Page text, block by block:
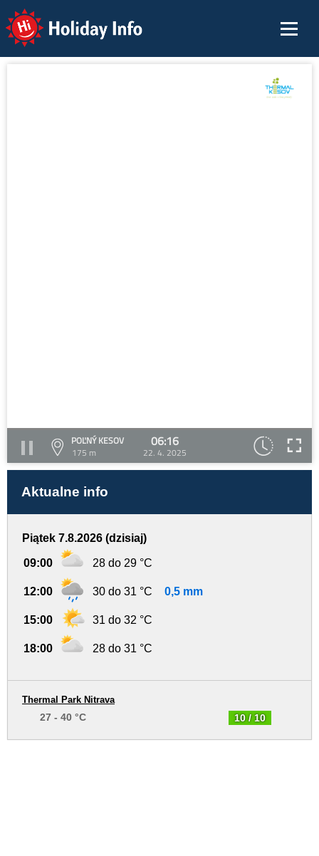
Holiday Info
POĽNÝ KESOV
175 m
06:16
22. 4. 2025
Aktualne info
Piątek 7.8.2026 (dzisiaj)
09:00 28 do 29 °C
12:00 30 do 31 °C 0,5 mm
15:00 31 do 32 °C
18:00 28 do 31 °C
10 / 10
Thermal Park Nitrava
27 - 40 °C